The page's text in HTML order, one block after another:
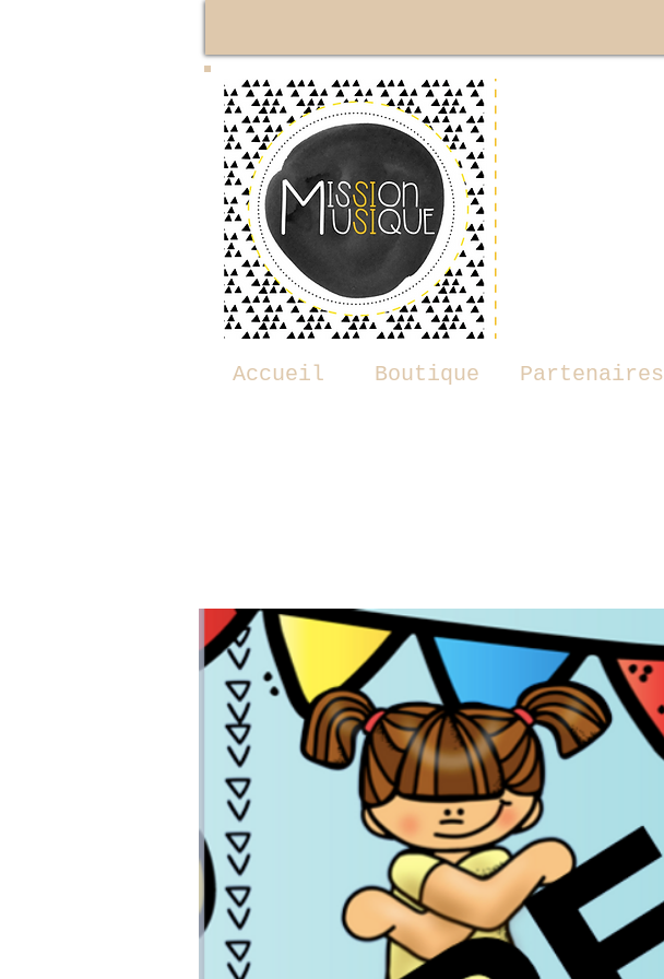
Accueil Boutique Partenaires